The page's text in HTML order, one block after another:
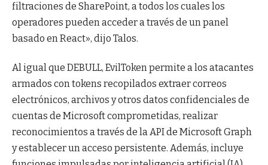
filtraciones de SharePoint, a todos los cuales los
operadores pueden acceder a través de un panel
basado en React», dijo Talos.
Al igual que DEBULL, EvilToken permite a los atacantes
armados con tokens recopilados extraer correos
electrónicos, archivos y otros datos confidenciales de
cuentas de Microsoft comprometidas, realizar
reconocimientos a través de la API de Microsoft Graph
y establecer un acceso persistente. Además, incluye